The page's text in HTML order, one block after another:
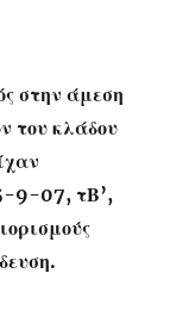
στην άμεση
του κλάδου
9-07, τΒ’,